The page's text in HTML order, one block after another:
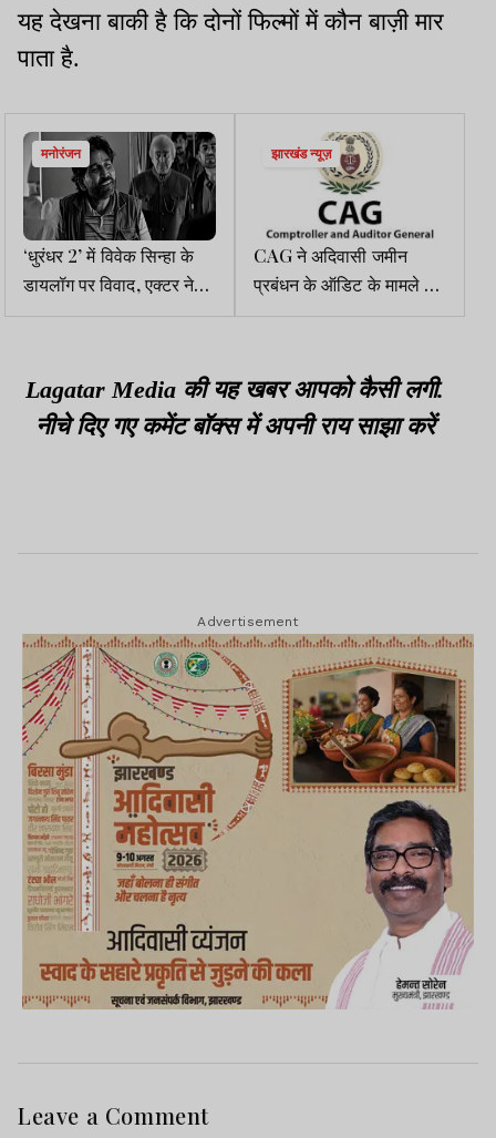
यह देखना बाकी है कि दोनों फिल्मों में कौन बाज़ी मार
पाता है.
मनोरंजन
‘धुरंधर 2’ में विवेक सिन्हा के
डायलॉग पर विवाद, एक्टर ने
वीडियो में सफाई दी
झारखंड न्यूज़
CAG ने अदिवासी जमीन
प्रबंधन के ऑडिट के मामले में
झारखंड सरकार की राय
Lagatar Media की यह खबर आपको कैसी लगी.
नीचे दिए गए कमेंट बॉक्स में अपनी राय साझा करें
Advertisement
Leave a Comment